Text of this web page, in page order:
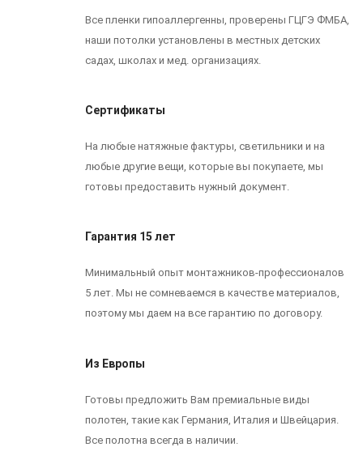
Все пленки гипоаллергенны, проверены ГЦГЭ ФМБА,
наши потолки установлены в местных детских
садах, школах и мед. организациях.
Сертификаты
На любые натяжные фактуры, светильники и на
любые другие вещи, которые вы покупаете, мы
готовы предоставить нужный документ.
Гарантия 15 лет
Минимальный опыт монтажников-профессионалов
5 лет. Мы не сомневаемся в качестве материалов,
поэтому мы даем на все гарантию по договору.
Из Европы
Готовы предложить Вам премиальные виды
полотен, такие как Германия, Италия и Швейцария.
Все полотна всегда в наличии.